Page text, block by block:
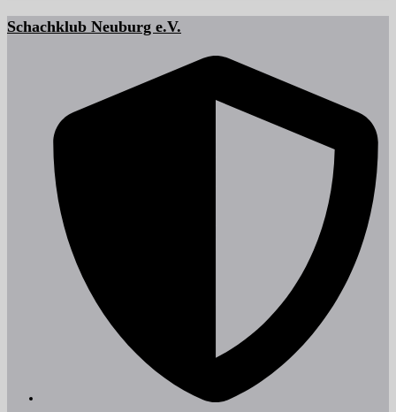
Schachklub Neuburg e.V.